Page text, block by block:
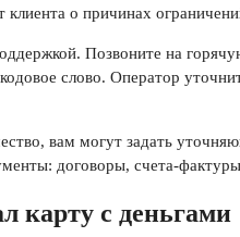
о причинах
Позвоните на
слово. Оператор
вам могут задать
договоры, счета-
карту с деньгами